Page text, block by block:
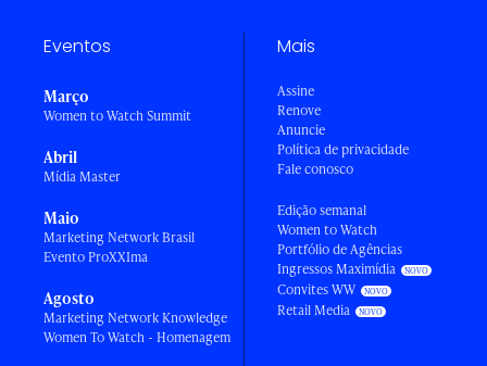
Eventos
Março
Women to Watch Summit
Abril
Mídia Master
Maio
Marketing Network Brasil
Evento ProXXIma
Agosto
Marketing Network Knowledge
Women To Watch - Homenagem
Mais
Assine
Renove
Anuncie
Política de privacidade
Fale conosco
Edição semanal
Women to Watch
Portfólio de Agências
Ingressos Maximídia
Convites WW
Retail Media